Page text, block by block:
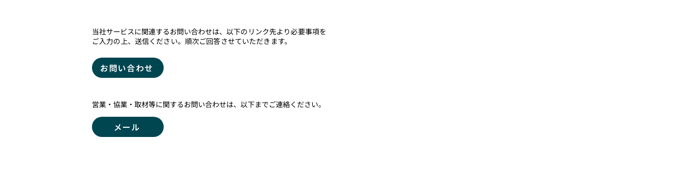
当社サービスに関連するお問い合わせは、以下のリンク先より必要事項を
ご入力の上、送信ください。順次ご回答させていただきます。
お問い合わせ
営業・協業・取材等に関するお問い合わせは、以下までご連絡ください。
メール